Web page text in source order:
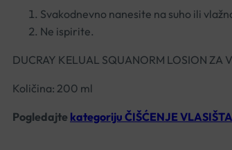
Svakodnevno nanesite na suho ili
Ne ispirite.
DUCRAY KELUAL SQUANORM LOSION ZA
Količina: 200 ml
Pogledajte kategoriju ČIŠĆENJE VLASIŠTA